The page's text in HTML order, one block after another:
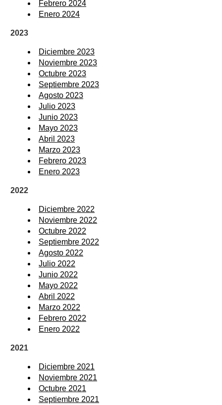
Febrero 2024
Enero 2024
2023
Diciembre 2023
Noviembre 2023
Octubre 2023
Septiembre 2023
Agosto 2023
Julio 2023
Junio 2023
Mayo 2023
Abril 2023
Marzo 2023
Febrero 2023
Enero 2023
2022
Diciembre 2022
Noviembre 2022
Octubre 2022
Septiembre 2022
Agosto 2022
Julio 2022
Junio 2022
Mayo 2022
Abril 2022
Marzo 2022
Febrero 2022
Enero 2022
2021
Diciembre 2021
Noviembre 2021
Octubre 2021
Septiembre 2021